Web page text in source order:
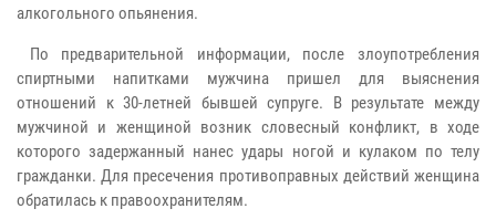
алкогольного опьянения.
По предварительной информации, после злоупотребления
спиртными напитками мужчина пришел для выяснения
отношений к 30-летней бывшей супруге. В результате между
мужчиной и женщиной возник словесный конфликт, в ходе
которого задержанный нанес удары ногой и кулаком по телу
гражданки. Для пресечения противоправных действий женщина
обратилась к правоохранителям.